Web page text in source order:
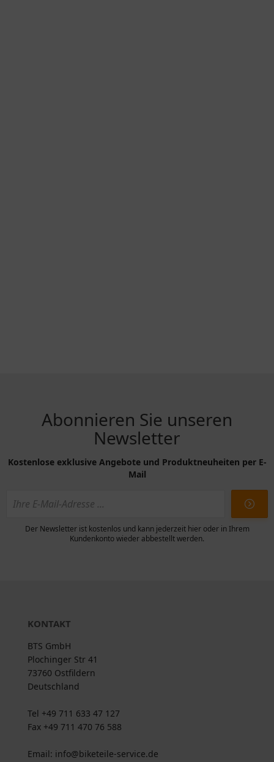
Abonnieren Sie unseren
Newsletter
Kostenlose exklusive Angebote und Produktneuheiten per E-
Mail
Der Newsletter ist kostenlos und kann jederzeit hier oder in Ihrem
Kundenkonto wieder abbestellt werden.
KONTAKT
BTS GmbH
Plochinger Str 41
73760 Ostfildern
Deutschland
Tel +49 711 633 47 127
Fax +49 711 470 76 588
Email: info@biketeile-service.de